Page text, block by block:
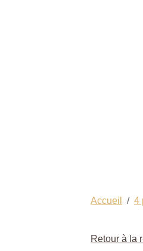
Accueil 4
Retour à la